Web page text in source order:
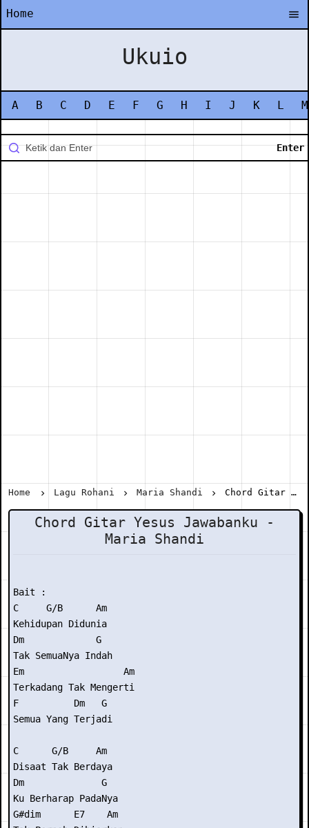
Home
Ukuio
A B C D E F G H I J K L M
Home Lagu Rohani Maria Shandi Chord Gitar Yesus Jawabanku - Maria Shandi
Chord Gitar Yesus Jawabanku -
Maria Shandi
Bait :
C     G/B      Am
Kehidupan Didunia
Dm             G
Tak SemuaNya Indah
Em                  Am
Terkadang Tak Mengerti
F          Dm   G
Semua Yang Terjadi
C      G/B     Am
Disaat Tak Berdaya
Dm              G
Ku Berharap PadaNya
G#dim      E7    Am